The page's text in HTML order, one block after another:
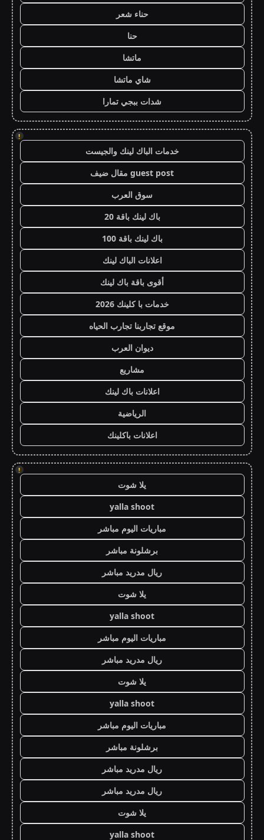
حناء شعر
حنا
ماتشا
شاي ماتشا
شدات ببجي تمارا
!
خدمات الباك لينك والجيست
guest post مقال ضيف
سوق العرب
باك لينك باقة 20
باك لينك باقة 100
اعلانات الباك لينك
أقوى باقة باك لينك
خدمات با كلينك 2026
موقع تجاربنا تجارب الحياه
ديوان العرب
مشاريع
اعلانات باك لينك
الرياضية
اعلانات باكلينك
!
يلا شوت
yalla shoot
مباريات اليوم مباشر
برشلونة مباشر
ريال مدريد مباشر
يلا شوت
yalla shoot
مباريات اليوم مباشر
ريال مدريد مباشر
يلا شوت
yalla shoot
مباريات اليوم مباشر
برشلونة مباشر
ريال مدريد مباشر
ريال مدريد مباشر
يلا شوت
yalla shoot